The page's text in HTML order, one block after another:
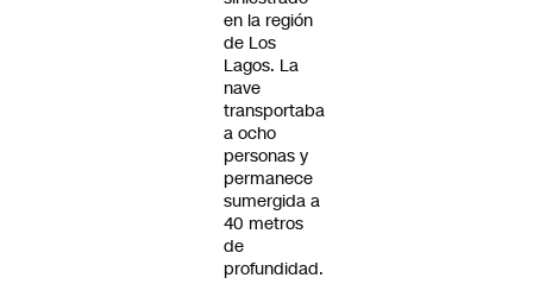
en la región
de Los
Lagos. La
nave
transportaba
a ocho
personas y
permanece
sumergida a
40 metros
de
profundidad.